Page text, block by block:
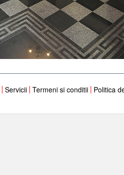
Servicii Termeni si conditii Politica